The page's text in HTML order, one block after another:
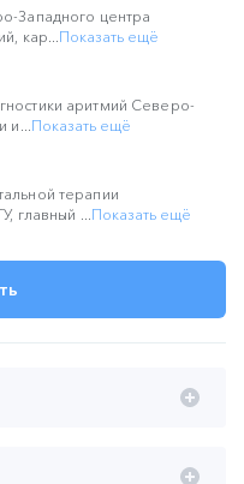
Западного центра
кар...Показать ещё
аритмий Северо-
и...Показать ещё
терапии
главный ...Показать ещё